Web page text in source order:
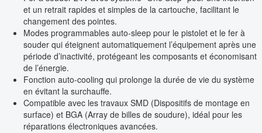
et un retrait rapides et simples de la cartouche, facilitant le
changement des pointes.
Modes programmables auto-sleep pour le pistolet et le fer à
souder qui éteignent automatiquement l’équipement après une
période d’inactivité, protégeant les composants et économisant
de l’énergie.
Fonction auto-cooling qui prolonge la durée de vie du système
en évitant la surchauffe.
Compatible avec les travaux SMD (Dispositifs de montage en
surface) et BGA (Array de billes de soudure), idéal pour les
réparations électroniques avancées.